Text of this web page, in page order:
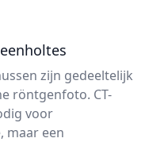
zijn gedeeltelijk
röntgenfoto. CT-
voor
maar een